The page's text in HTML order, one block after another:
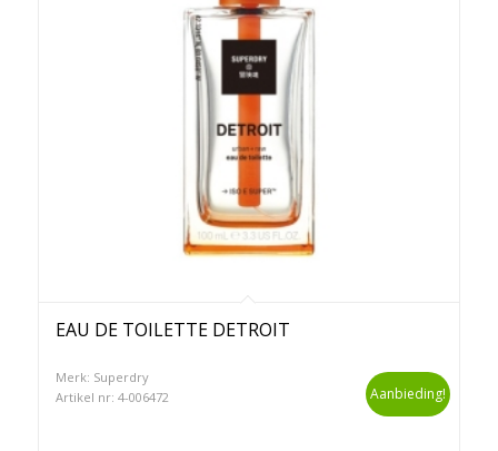
EAU DE TOILETTE DETROIT
Merk: Superdry
Artikel nr: 4-006472
Aanbieding!